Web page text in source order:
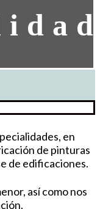
en
de pinturas
de edificaciones.
así como nos